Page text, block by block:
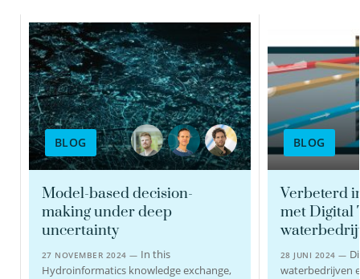
dr.ir. Mirjam Blokker
Principal Scientist
Teamleider
030-6069533
Mirjam.Blokker@kwrwater.nl
BLOG
Model-based decision-
making under deep
uncertainty
27 NOVEMBER 2024 — In this
Hydroinformatics knowledge exchange,
BLOG
Verbeterd
met Digital
28 JUNI 2024 —
waterbedrijven